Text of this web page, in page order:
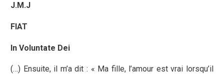
J.M.J
FIAT
In Voluntate Dei
(…) Ensuite, il m’a dit : « Ma fille, l’amour est vrai lorsqu’il